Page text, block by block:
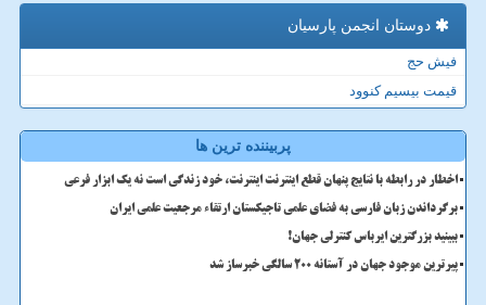
دوستان انجمن پارسیان
فیش حج
قیمت بیسیم کنوود
پربیننده ترین ها
اخطار در رابطه با نتایج پنهان قطع اینترنت اینترنت، خود زندگی است نه یک ابزار فرعی
برگرداندن زبان فارسی به فضای علمی تاجیکستان ارتقاء مرجعیت علمی ایران
ببینید بزرگترین ایرباس کنترلی جهان!
پیرترین موجود جهان در آستانه ۲۰۰ سالگی خبرساز شد